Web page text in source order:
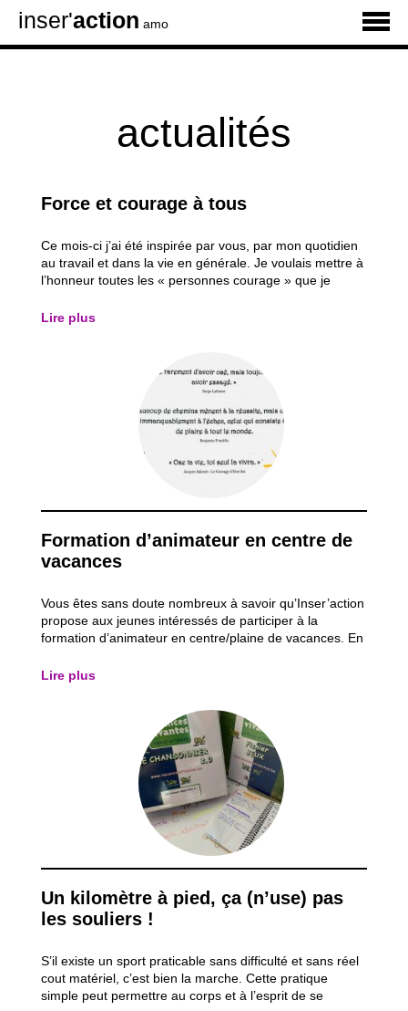
inser'action amo
actualités
Force et courage à tous
Ce mois-ci j’ai été inspirée par vous, par mon quotidien
au travail et dans la vie en générale. Je voulais mettre à
l’honneur toutes les « personnes courage » que je
psychosociale. Force et courage à : - Cette jeune qui
Lire plus
Formation d’animateur en centre de
vacances
Vous êtes sans doute nombreux à savoir qu’Inser’action
propose aux jeunes intéressés de participer à la
formation d’animateur en centre/plaine de vacances. En
formation ont dû faire preuve de patience avant de
Lire plus
Un kilomètre à pied, ça (n’use) pas
les souliers !
S’il existe un sport praticable sans difficulté et sans réel
cout matériel, c’est bien la marche. Cette pratique
simple peut permettre au corps et à l’esprit de se